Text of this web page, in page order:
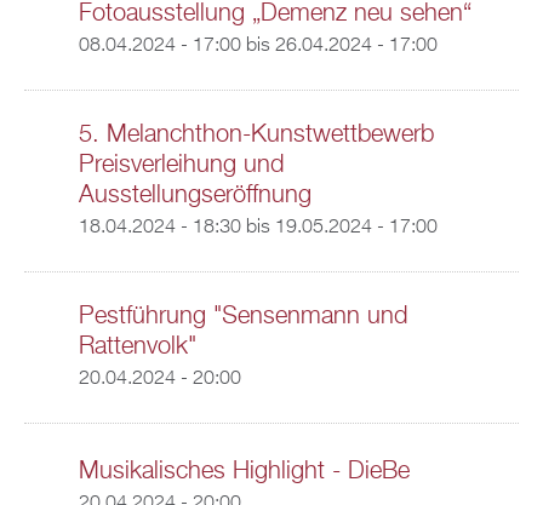
Fotoausstellung „Demenz neu sehen“
08.04.2024 - 17:00bis 26.04.2024 - 17:00
5. Melanchthon-Kunstwettbewerb
Preisverleihung und
Ausstellungseröffnung
18.04.2024 - 18:30bis 19.05.2024 - 17:00
Pestführung "Sensenmann und
Rattenvolk"
20.04.2024 - 20:00
Musikalisches Highlight - DieBe